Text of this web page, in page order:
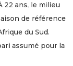
22 ans, le milieu
de référence
du Sud.
assumé pour la